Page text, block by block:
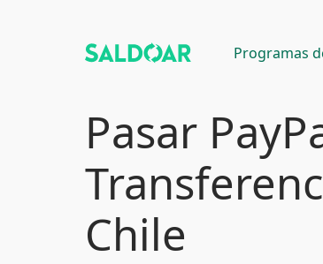
Programas
Pasar
Chile